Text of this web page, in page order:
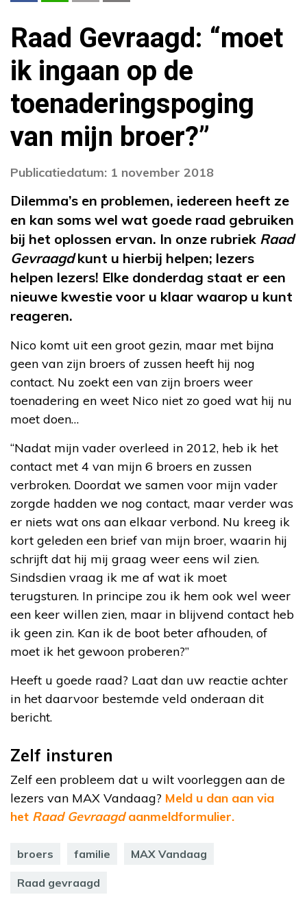
Raad Gevraagd: “moet
ik ingaan op de
toenaderingspoging
van mijn broer?”
Publicatiedatum: 1 november 2018
Dilemma’s en problemen, iedereen heeft ze
en kan soms wel wat goede raad gebruiken
bij het oplossen ervan. In onze rubriek Raad
Gevraagdkunt u hierbij helpen; lezers
helpen lezers! Elke donderdag staat er een
nieuwe kwestie voor u klaar waarop u kunt
reageren.
Nico komt uit een groot gezin, maar met bijna
geen van zijn broers of zussen heeft hij nog
contact. Nu zoekt een van zijn broers weer
toenadering en weet Nico niet zo goed wat hij nu
moet doen…
“Nadat mijn vader overleed in 2012, heb ik het
contact met 4 van mijn 6 broers en zussen
verbroken. Doordat we samen voor mijn vader
zorgde hadden we nog contact, maar verder was
er niets wat ons aan elkaar verbond. Nu kreeg ik
kort geleden een brief van mijn broer, waarin hij
schrijft dat hij mij graag weer eens wil zien.
Sindsdien vraag ik me af wat ik moet
terugsturen. In principe zou ik hem ook wel weer
een keer willen zien, maar in blijvend contact heb
ik geen zin. Kan ik de boot beter afhouden, of
moet ik het gewoon proberen?”
Heeft u goede raad? Laat dan uw reactie achter
in het daarvoor bestemde veld onderaan dit
bericht.
Zelf insturen
Zelf een probleem dat u wilt voorleggen aan de
lezers van MAX Vandaag? Meld u dan aan via
het Raad Gevraagdaanmeldformulier.
broers familie MAX Vandaag
Raad gevraagd